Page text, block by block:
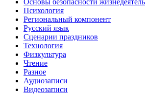
Психология
Региональный компонент
Русский язык
Сценарии праздников
Технология
Физкультура
Чтение
Разное
Аудиозаписи
Видеозаписи